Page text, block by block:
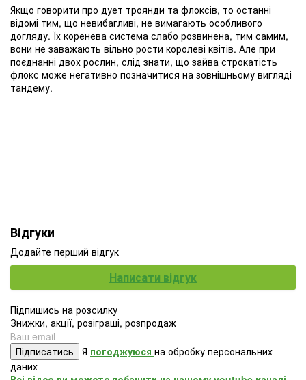
Якщо говорити про дует троянди та флоксів, то останні
відомі тим, що невибагливі, не вимагають особливого
догляду. Їх коренева система слабо розвинена, тим самим,
вони не заважають вільно рости королеві квітів. Але при
поєднанні двох рослин, слід знати, що зайва строкатість
флокс може негативно позначитися на зовнішньому вигляді
тандему.
Відгуки
Додайте перший відгук
Написати відгук
Підпишись на розсилку
Знижки, акції, розіграші, розпродаж
Підписатись Я погоджуюся на обробку персональних
даних